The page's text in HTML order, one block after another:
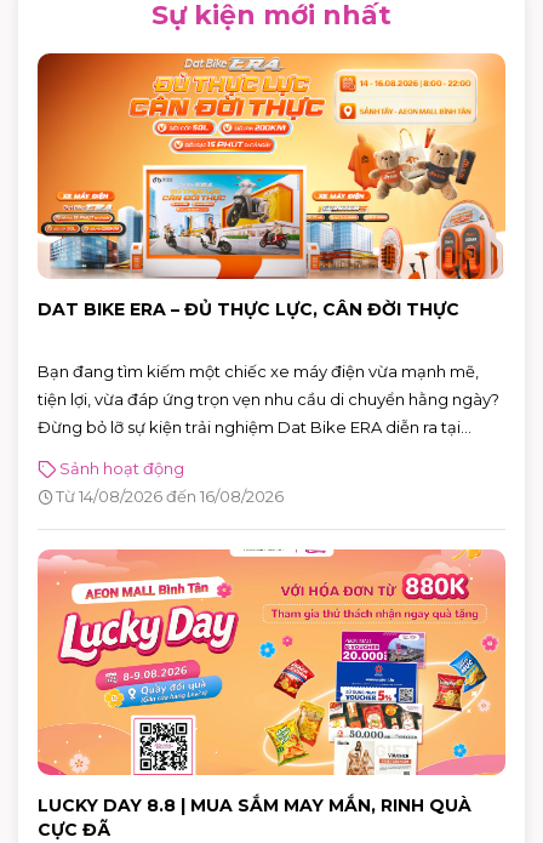
Sự kiện mới nhất
DAT BIKE ERA – ĐỦ THỰC LỰC, CÂN ĐỜI THỰC
Bạn đang tìm kiếm một chiếc xe máy điện vừa mạnh mẽ,
tiện lợi, vừa đáp ứng trọn vẹn nhu cầu di chuyển hằng ngày?
Đừng bỏ lỡ sự kiện trải nghiệm Dat Bike ERA diễn ra tại
tiếp khám phá những mẫu xe điện thế hệ mới, đăng ký lái
thử và nhận nhiều phần quà hấp dẫn.
Sảnh hoạt động
Từ 14/08/2026 đến 16/08/2026
LUCKY DAY 8.8 | MUA SẮM MAY MẮN, RINH QUÀ
CỰC ĐÃ